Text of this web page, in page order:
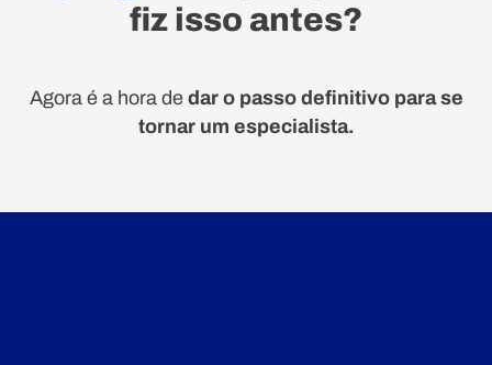
fiz isso antes?
Agora é a hora de dar o passo definitivo para se
tornar um especialista.